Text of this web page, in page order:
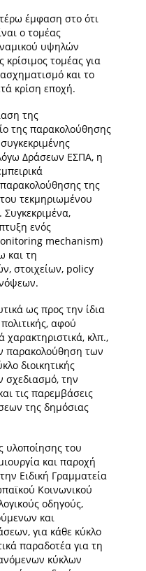
έμφαση στο ότι
ο τομέας
υψηλών
κρίσιμος τομέας για
και το
κρίση εποχή.
της
της παρακολούθησης
Δράσεων ΕΣΠΑ, η
της
τεκμηριωμένου
ενός
mechanism)
και τη
στοιχείων, policy
ως προς την ίδια
αφού
χαρακτηριστικά, κλπ.,
παρακολούθηση των
διοικητικής
σχεδιασμό, την
τις παρεμβάσεις
της δημόσιας
υλοποίησης του
και παροχή
Ειδική Γραμματεία
Κοινωνικού
οδηγούς,
και
για κάθε κύκλο
παραδοτέα για τη
κύκλων